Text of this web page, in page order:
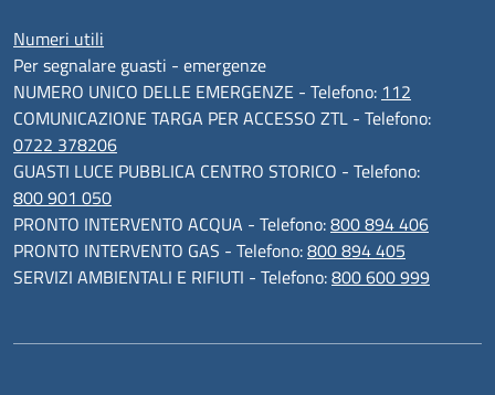
Numeri utili
Per segnalare guasti - emergenze
NUMERO UNICO DELLE EMERGENZE - Telefono: 112
COMUNICAZIONE TARGA PER ACCESSO ZTL - Telefono:
0722 378206
GUASTI LUCE PUBBLICA CENTRO STORICO - Telefono:
800 901 050
PRONTO INTERVENTO ACQUA - Telefono:800 894 406
PRONTO INTERVENTO GAS - Telefono:800 894 405
SERVIZI AMBIENTALI E RIFIUTI - Telefono:800 600 999